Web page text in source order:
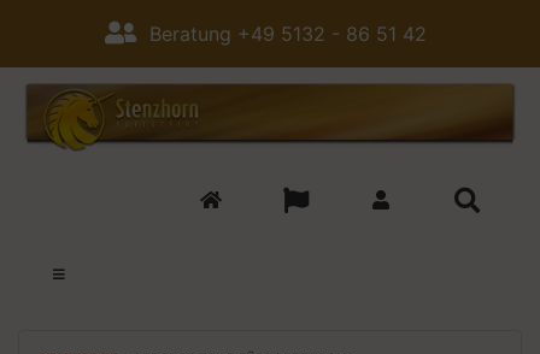
Beratung +49 5132 - 86 51 42